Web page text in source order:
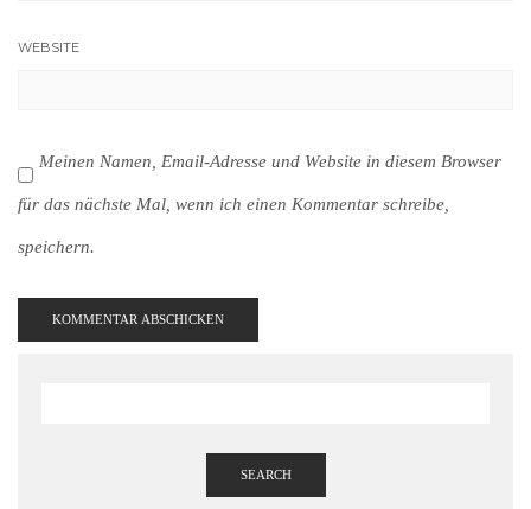
WEBSITE
Meinen Namen, Email-Adresse und Website in diesem Browser
für das nächste Mal, wenn ich einen Kommentar schreibe,
speichern.
SEARCH